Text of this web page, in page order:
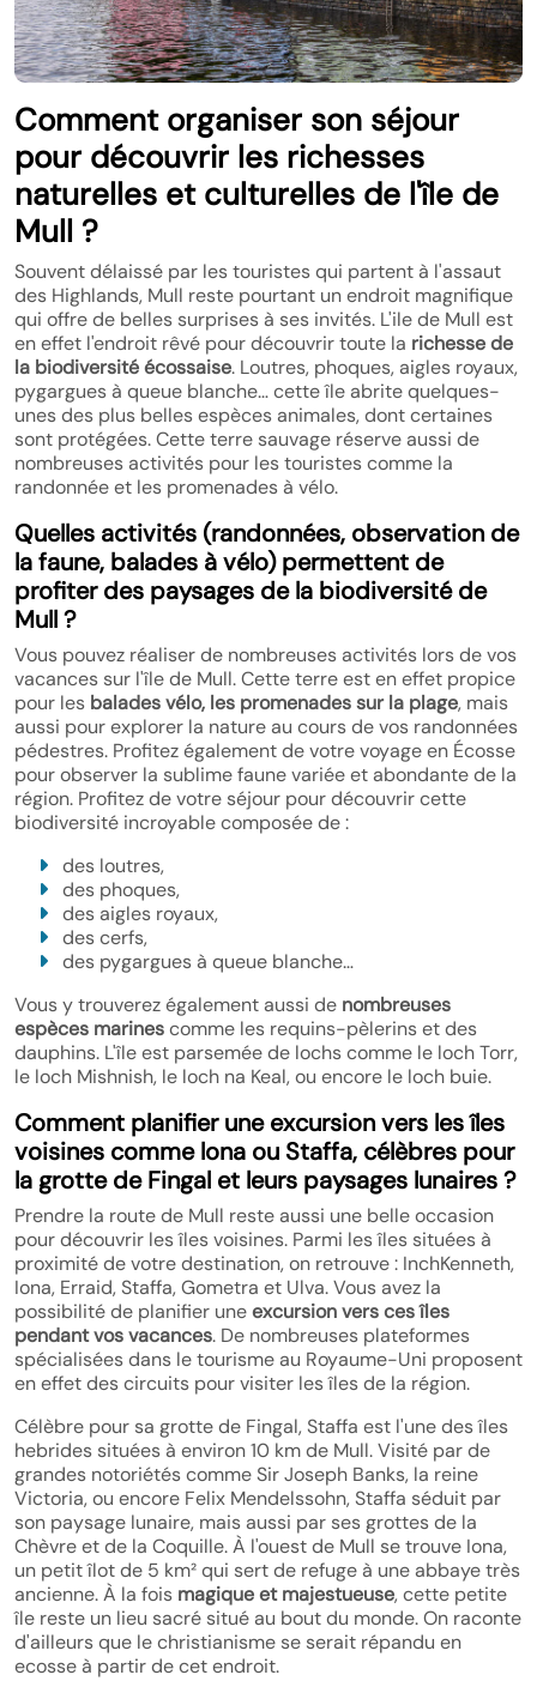
Comment organiser son séjour
pour découvrir les richesses
naturelles et culturelles de l'île de
Mull ?
Souvent délaissé par les touristes qui partent à l'assaut
des Highlands, Mull reste pourtant un endroit magnifique
qui offre de belles surprises à ses invités. L'ile de Mull est
en effet l'endroit rêvé pour découvrir toute la richesse de
la biodiversité écossaise. Loutres, phoques, aigles royaux,
pygargues à queue blanche… cette île abrite quelques-
unes des plus belles espèces animales, dont certaines
sont protégées. Cette terre sauvage réserve aussi de
nombreuses activités pour les touristes comme la
randonnée et les promenades à vélo.
Quelles activités (randonnées, observation de
la faune, balades à vélo) permettent de
profiter des paysages de la biodiversité de
Mull ?
Vous pouvez réaliser de nombreuses activités lors de vos
vacances sur l'île de Mull. Cette terre est en effet propice
pour les balades vélo, les promenades sur la plage, mais
aussi pour explorer la nature au cours de vos randonnées
pédestres. Profitez également de votre voyage en Écosse
pour observer la sublime faune variée et abondante de la
région. Profitez de votre séjour pour découvrir cette
biodiversité incroyable composée de :
des loutres,
des phoques,
des aigles royaux,
des cerfs,
des pygargues à queue blanche…
Vous y trouverez également aussi de nombreuses
espèces marinescomme les requins-pèlerins et des
dauphins. L'île est parsemée de lochs comme le loch Torr,
le loch Mishnish, le loch na Keal, ou encore le loch buie.
Comment planifier une excursion vers les îles
voisines comme lona ou Staffa, célèbres pour
la grotte de Fingal et leurs paysages lunaires ?
Prendre la route de Mull reste aussi une belle occasion
pour découvrir les îles voisines. Parmi les îles situées à
proximité de votre destination, on retrouve : InchKenneth,
Iona, Erraid, Staffa, Gometra et Ulva. Vous avez la
possibilité de planifier uneexcursion vers ces îles
pendant vos vacances. De nombreuses plateformes
spécialisées dans le tourisme au Royaume-Uni proposent
en effet des circuits pour visiter les îles de la région.
Célèbre pour sa grotte de Fingal, Staffa est l'une des îles
hebrides situées à environ 10 km de Mull. Visité par de
grandes notoriétés comme Sir Joseph Banks, la reine
Victoria, ou encore Felix Mendelssohn, Staffa séduit par
son paysage lunaire, mais aussi par ses grottes de la
Chèvre et de la Coquille. À l'ouest de Mull se trouve Iona,
un petit îlot de 5 km² qui sert de refuge à une abbaye très
ancienne. À la fois magique et majestueuse, cette petite
île reste un lieu sacré situé au bout du monde. On raconte
d'ailleurs que le christianisme se serait répandu en
ecosse à partir de cet endroit.